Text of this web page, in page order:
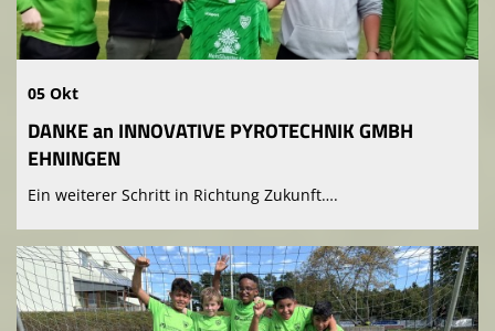
05 Okt
DANKE an INNOVATIVE PYROTECHNIK GMBH
EHNINGEN
Ein weiterer Schritt in Richtung Zukunft….